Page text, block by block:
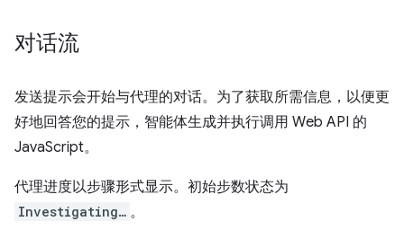
对话流
发送提示会开始与代理的对话。为了获取所需信息，以便更
好地回答您的提示，智能体生成并执行调用 Web API 的
JavaScript。
代理进度以步骤形式显示。初始步数状态为
Investigating… 。